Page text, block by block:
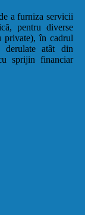
a furniza servicii
pentru diverse
private), în cadrul
derulate atât din
sprijin financiar